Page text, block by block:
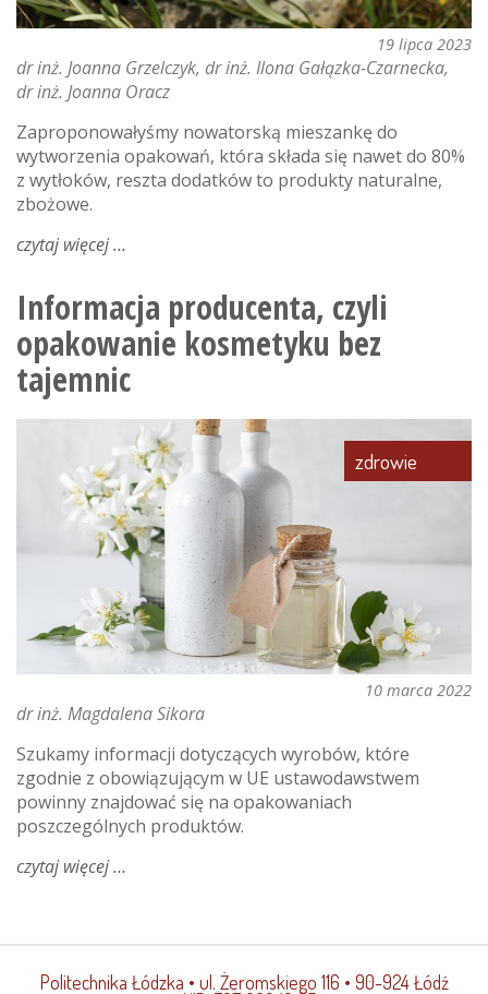
19 lipca 2023
dr inż. Joanna Grzelczyk dr inż. Ilona Gałązka-Czarnecka
dr inż. Joanna Oracz
Zaproponowałyśmy nowatorską mieszankę do
wytworzenia opakowań, która składa się nawet do 80%
z wytłoków, reszta dodatków to produkty naturalne,
zbożowe.
czytaj więcejo
opakowania
do
zjedzenia
Informacja producenta, czyli
opakowanie kosmetyku bez
tajemnic
zdrowie
10 marca 2022
dr inż. Magdalena Sikora
Szukamy informacji dotyczących wyrobów, które
zgodnie z obowiązującym w UE ustawodawstwem
powinny znajdować się na opakowaniach
poszczególnych produktów.
czytaj więcejo
czyli
kosmetyku
Politechnika Łódzka • ul. Żeromskiego 116 • 90-924 Łódź